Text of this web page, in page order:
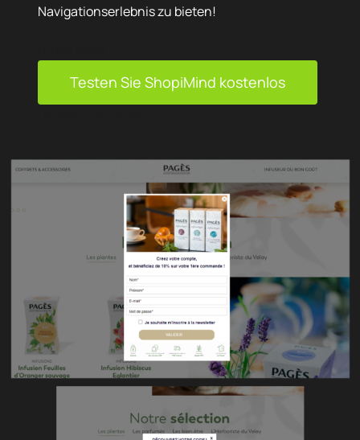
Navigationserlebnis zu bieten!
Testen Sie ShopiMind kostenlos